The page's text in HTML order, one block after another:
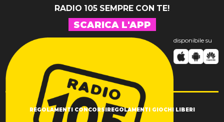
RADIO 105 SEMPRE CON TE!
SCARICA L'APP
disponibile su
REGOLAMENTI CONCORSIREGOLAMENTI GIOCHI LIBERI